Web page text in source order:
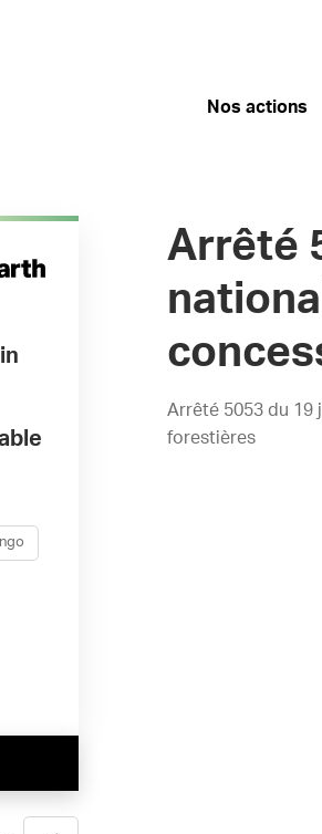
Nos actions
Arrêté
Arrêté 5053 du 19
forestières